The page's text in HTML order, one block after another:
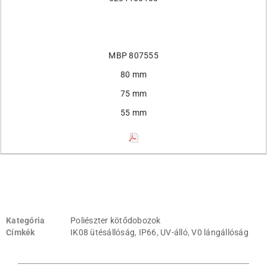
Hosszúság
Szélesség
Magasság
PDF
MBP 807555
80 mm
75 mm
55 mm
MBP 807575
80 mm
Kategória
Poliészter kötődobozok
Címkék
IK08 ütésállóság, IP66, UV-álló,V0 lángállóság